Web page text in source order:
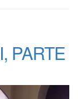
PARTE